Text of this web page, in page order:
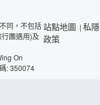
同，不包括
團適用)及
On
: 350074
站點地圖 | 私隱
政策